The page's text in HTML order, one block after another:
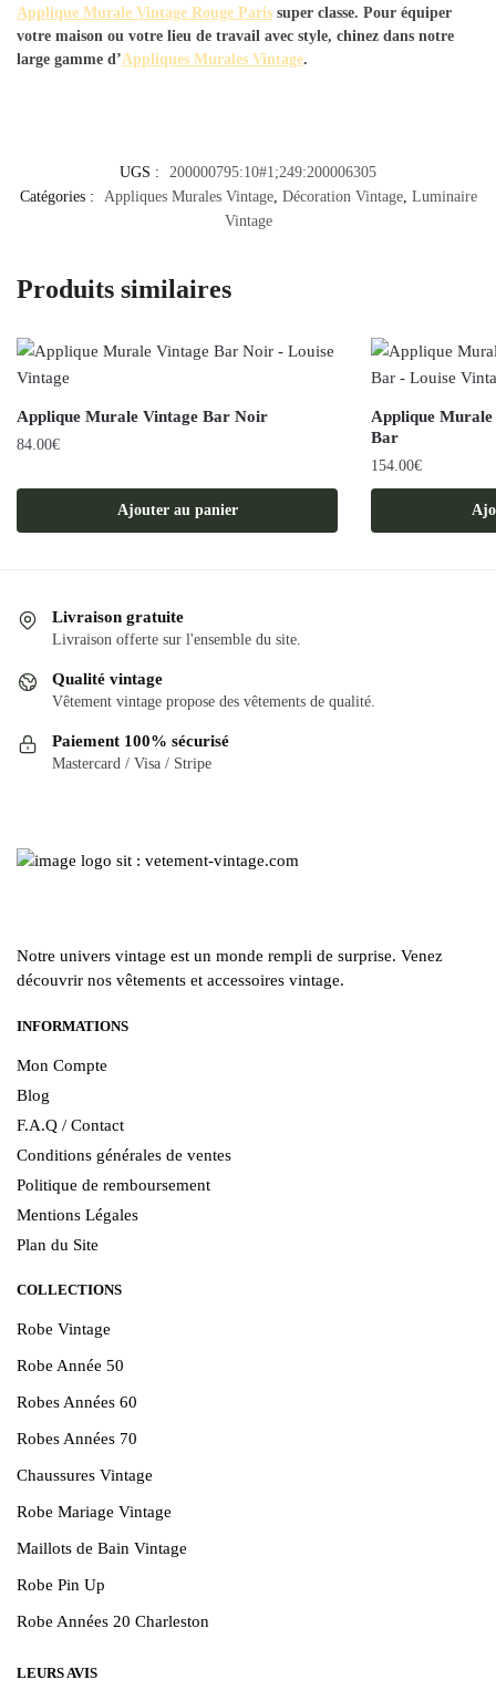
Applique Murale Vintage Rouge Paris super classe. Pour équiper
votre maison ou votre lieu de travail avec style, chinez dans notre
large gamme d’Appliques Murales Vintage.
UGS :
200000795:10#1;249:200006305
Catégories :
Appliques Murales Vintage, Décoration Vintage, Luminaire
Vintage
Produits similaires
Applique Murale Vintage Bar Noir
84.00€
Ajouter au panier
Applique
Bar
154.00€
Livraison gratuite
Livraison offerte sur l'ensemble du site.
Qualité vintage
Vêtement vintage propose des vêtements de qualité.
Paiement 100% sécurisé
Mastercard / Visa / Stripe
Notre univers vintage est un monde rempli de surprise. Venez
découvrir nos vêtements et accessoires vintage.
INFORMATIONS
Mon Compte
Blog
F.A.Q / Contact
Conditions générales de ventes
Politique de remboursement
Mentions Légales
Plan du Site
COLLECTIONS
Robe Vintage
Robe Année 50
Robes Années 60
Robes Années 70
Chaussures Vintage
Robe Mariage Vintage
Maillots de Bain Vintage
Robe Pin Up
Robe Années 20 Charleston
LEURS AVIS